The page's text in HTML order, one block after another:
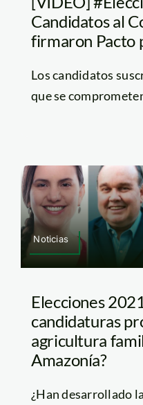
Candidatos al
firmaron Pacto
Los candidatos
que se
Noticias
Elecciones
candidaturas
agricultura
Amazonía?
¿Han desarrollado